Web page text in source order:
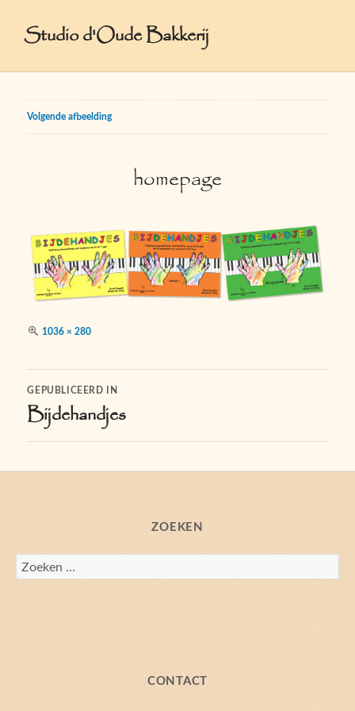
Studio d'Oude Bakkerij
Volgende afbeelding
homepage
Volledige
1036 × 280
Bericht
navigatie
GEPUBLICEERD IN
Bijdehandjes
ZOEKEN
Zoeken
naar:
CONTACT